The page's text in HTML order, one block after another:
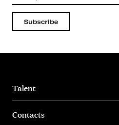
Subscribe
Talent
Contacts